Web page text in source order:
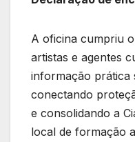
A oficina cumpriu
artistas e agentes
informação prática
conectando
e consolidando a
local de formação